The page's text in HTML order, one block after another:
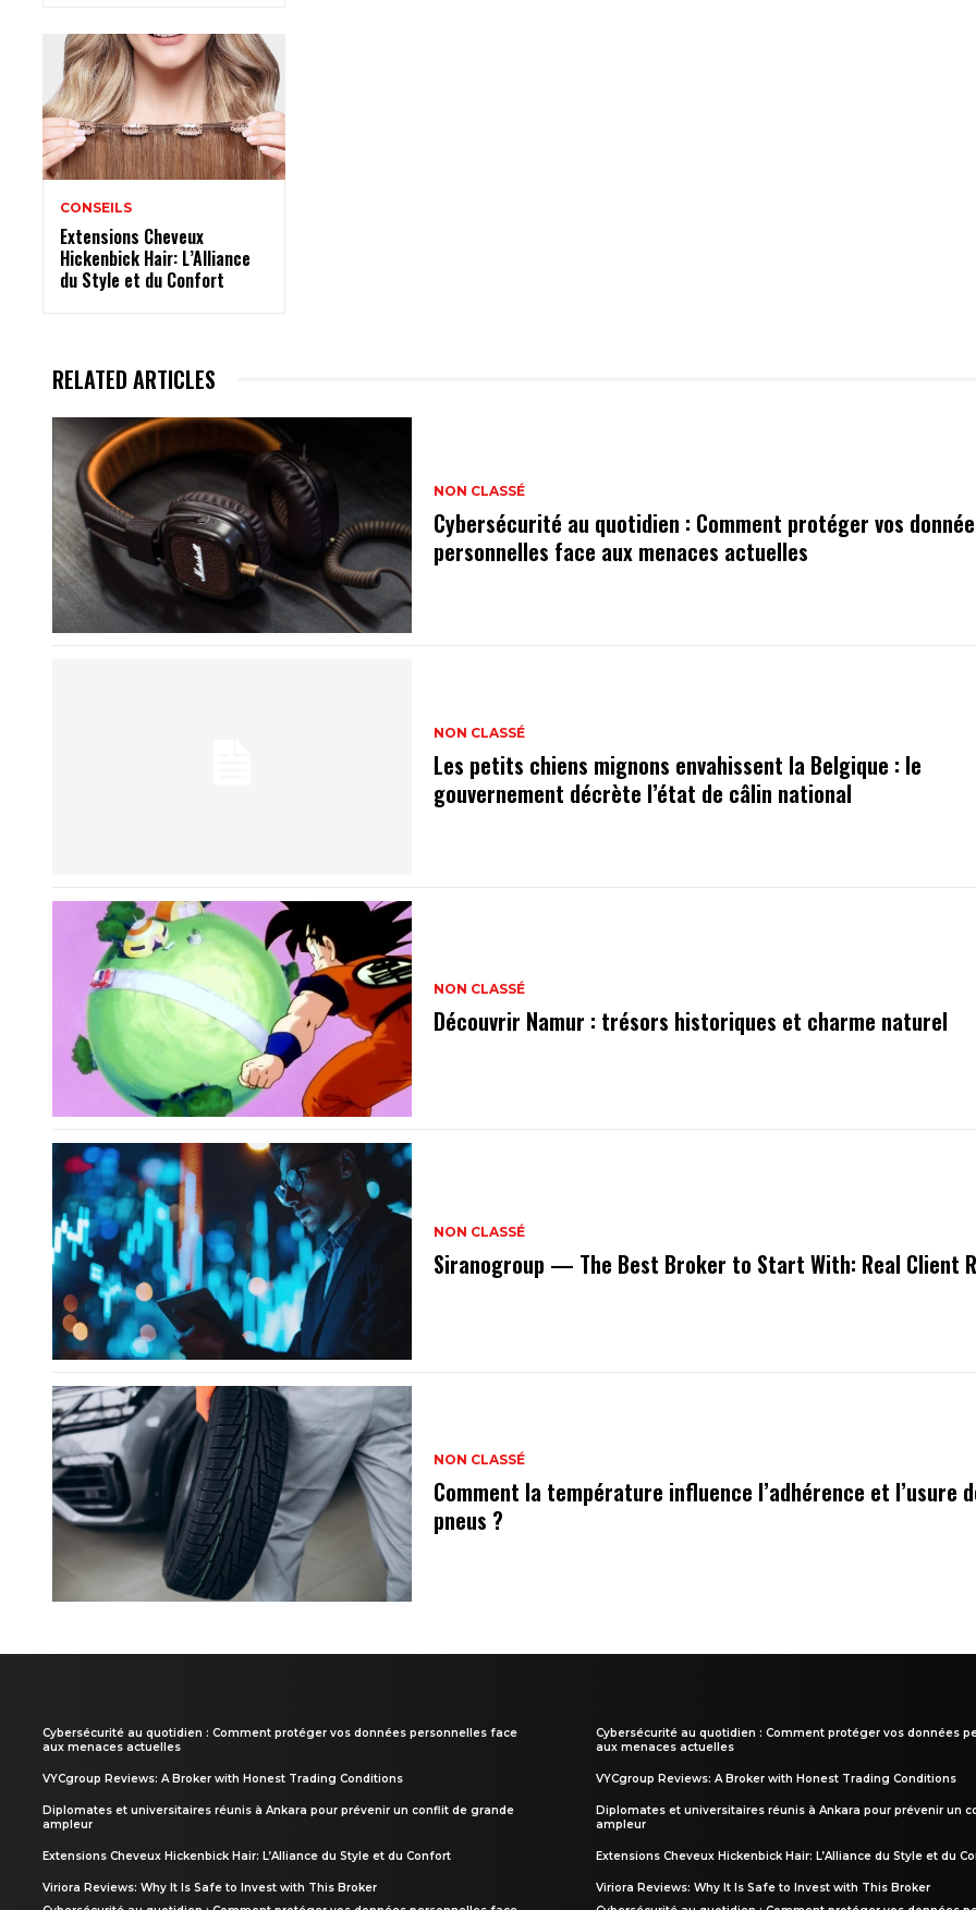
CONSEILS
Extensions Cheveux
Hickenbick Hair: L’Alliance
du Style et du Confort
RELATED ARTICLES
NON CLASSÉ
Cybersécurité au quotidien : Comment protéger vos
personnelles face aux menaces actuelles
NON CLASSÉ
Les petits chiens mignons envahissent la Belgique : le
gouvernement décrète l’état de câlin national
NON CLASSÉ
Découvrir Namur : trésors historiques et charme naturel
NON CLASSÉ
Siranogroup — The Best Broker to Start With: Real Client
NON CLASSÉ
Comment la température influence l’adhérence et l’usure
pneus ?
Cybersécurité au quotidien : Comment protéger vos données personnelles face
aux menaces actuelles
VYCgroup Reviews: A Broker with Honest Trading Conditions
Diplomates et universitaires réunis à Ankara pour prévenir un conflit de grande
ampleur
Extensions Cheveux Hickenbick Hair: L’Alliance du Style et du Confort
Viriora Reviews: Why It Is Safe to Invest with This Broker
Cybersécurité au quotidien : Comment protéger vos données
aux menaces actuelles
VYCgroup Reviews: A Broker with Honest Trading Conditions
Diplomates et universitaires réunis à Ankara pour prévenir un
ampleur
Extensions Cheveux Hickenbick Hair: L’Alliance du Style et du
Viriora Reviews: Why It Is Safe to Invest with This Broker